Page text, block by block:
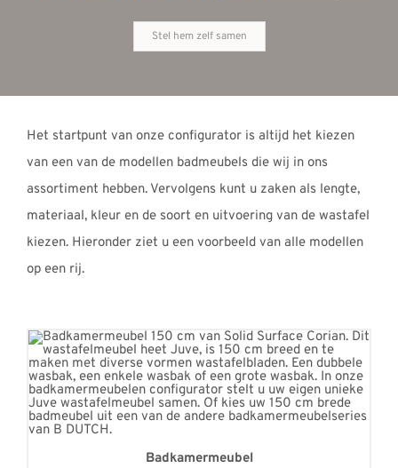
Stel hem zelf samen
Het startpunt van onze configurator is altijd het kiezen
van een van de modellen badmeubels die wij in ons
assortiment hebben. Vervolgens kunt u zaken als lengte,
materiaal, kleur en de soort en uitvoering van de wastafel
kiezen. Hieronder ziet u een voorbeeld van alle modellen
op een rij.
Badkamermeubel